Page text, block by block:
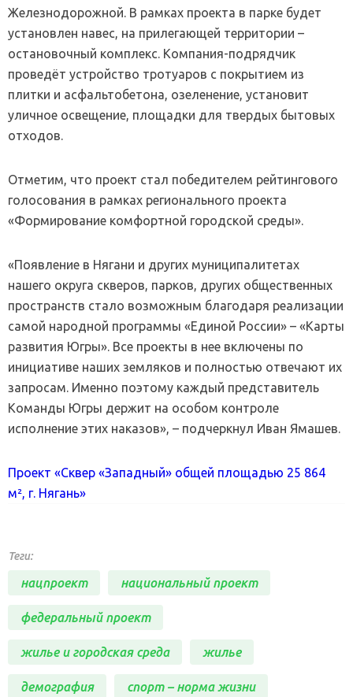
Железнодорожной. В рамках проекта в парке будет
установлен навес, на прилегающей территории –
остановочный комплекс. Компания-подрядчик
проведёт устройство тротуаров с покрытием из
плитки и асфальтобетона, озеленение, установит
уличное освещение, площадки для твердых бытовых
отходов.
Отметим, что проект стал победителем рейтингового
голосования в рамках регионального проекта
«Формирование комфортной городской среды».
«Появление в Нягани и других муниципалитетах
нашего округа скверов, парков, других общественных
пространств стало возможным благодаря реализации
самой народной программы «Единой России» – «Карты
развития Югры». Все проекты в нее включены по
инициативе наших земляков и полностью отвечают их
запросам. Именно поэтому каждый представитель
Команды Югры держит на особом контроле
исполнение этих наказов», – подчеркнул Иван Ямашев.
Проект «Сквер «Западный» общей площадью 25 864
м², г. Нягань»
Теги:
нацпроект национальный проект
федеральный проект
жилье и городская среда жилье
демография спорт – норма жизни